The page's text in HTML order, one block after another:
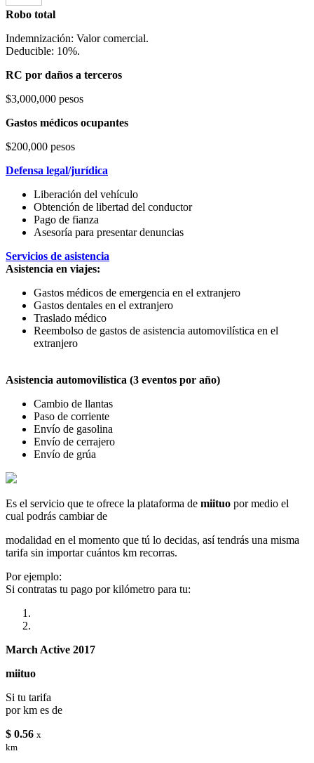
Robo total
Indemnización: Valor comercial.
Deducible: 10%.
RC por daños a terceros
$3,000,000 pesos
Gastos médicos ocupantes
$200,000 pesos
Defensa legal/jurídica
Liberación del vehículo
Obtención de libertad del conductor
Pago de fianza
Asesoría para presentar denuncias
Servicios de asistencia
Asistencia en viajes:
Gastos médicos de emergencia en el extranjero
Gastos dentales en el extranjero
Traslado médico
Reembolso de gastos de asistencia automovilística en el
extranjero
Asistencia automovilística (3 eventos por año)
Cambio de llantas
Paso de corriente
Envío de gasolina
Envío de cerrajero
Envío de grúa
Es el servicio que te ofrece la plataforma de miituo por medio el
cual podrás cambiar de
modalidad en el momento que tú lo decidas, así tendrás una misma
tarifa sin importar cuántos km recorras.
Por ejemplo:
Si contratas tu pago por kilómetro para tu:
March Active 2017
miituo
Si tu tarifa
por km es de
$ 0.56 x
km